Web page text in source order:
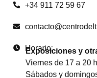
+34 911 72 59 67
Horario:
Exposiciones y
Viernes de 17 a 20 h
Sábados y